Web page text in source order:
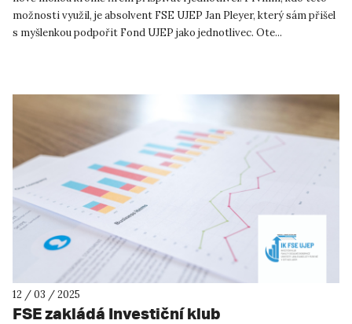
možnosti využil, je absolvent FSE UJEP Jan Pleyer, který sám přišel
s myšlenkou podpořit Fond UJEP jako jednotlivec. Ote...
12 / 03 / 2025
FSE zakládá Investiční klub